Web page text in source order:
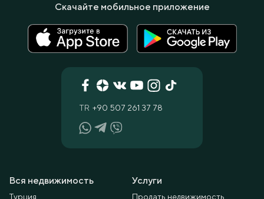
Вся недвижимость
Турция
Услуги
Продать недвижимость
TR +90 507 261 37 78
Скачайте мобильное приложение